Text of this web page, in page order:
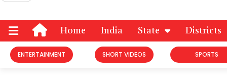
Home India State Districts
ENTERTAINMENT SHORT VIDEOS SPORTS